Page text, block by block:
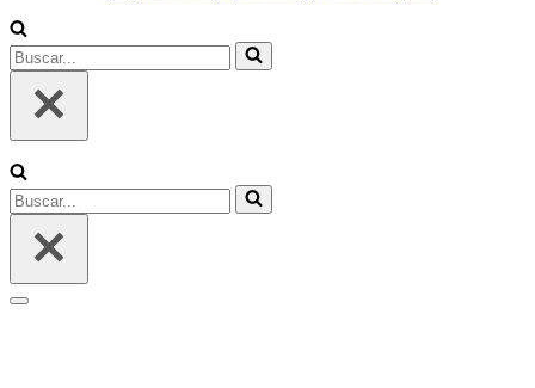
Buscar...
Buscar...
Menú